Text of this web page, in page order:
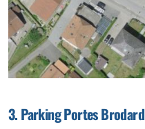
3. Parking Portes Brodard